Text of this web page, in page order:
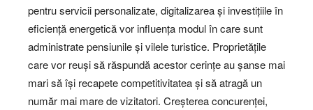
pentru servicii personalizate, digitalizarea și investițiile în
eficiență energetică vor influența modul în care sunt
administrate pensiunile și vilele turistice. Proprietățile
care vor reuși să răspundă acestor cerințe au șanse mai
mari să își recapete competitivitatea și să atragă un
număr mai mare de vizitatori. Creșterea concurenței,